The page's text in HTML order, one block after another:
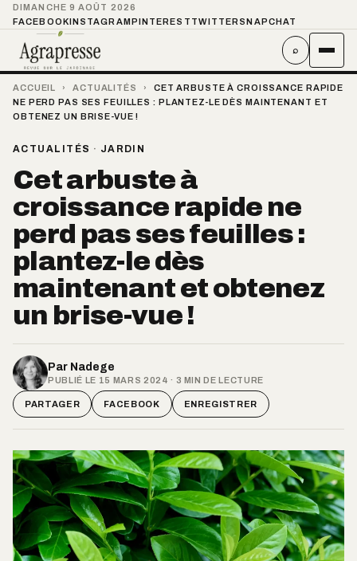
DIMANCHE 9 AOÛT 2026
FACEBOOKINSTAGRAMPINTEREST TWITTER SNAPCHAT
⌕
ACCUEIL › ACTUALITÉS ›
CET ARBUSTE À CROISSANCE RAPIDE
NE PERD PAS SES FEUILLES : PLANTEZ-LE DÈS MAINTENANT ET
OBTENEZ UN BRISE-VUE !
ACTUALITÉS · JARDIN
Cet arbuste à
croissance rapide ne
perd pas ses feuilles :
plantez-le dès
maintenant et obtenez
un brise-vue !
Par Nadege
PUBLIÉ LE 15 MARS 2024 · 3 MIN DE LECTURE
PARTAGER FACEBOOK ENREGISTRER